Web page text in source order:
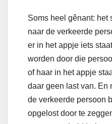
Soms heel gênant: het
naar de verkeerde
er in het appje iets
worden door die
of haar in het appje
daar geen last van. En
de verkeerde persoon
opgelost door te